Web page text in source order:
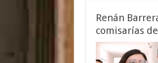
Renán
comisarías